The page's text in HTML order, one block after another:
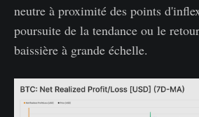
neutre à proximité des points
poursuite de la tendance ou le
baissière à grande échelle.